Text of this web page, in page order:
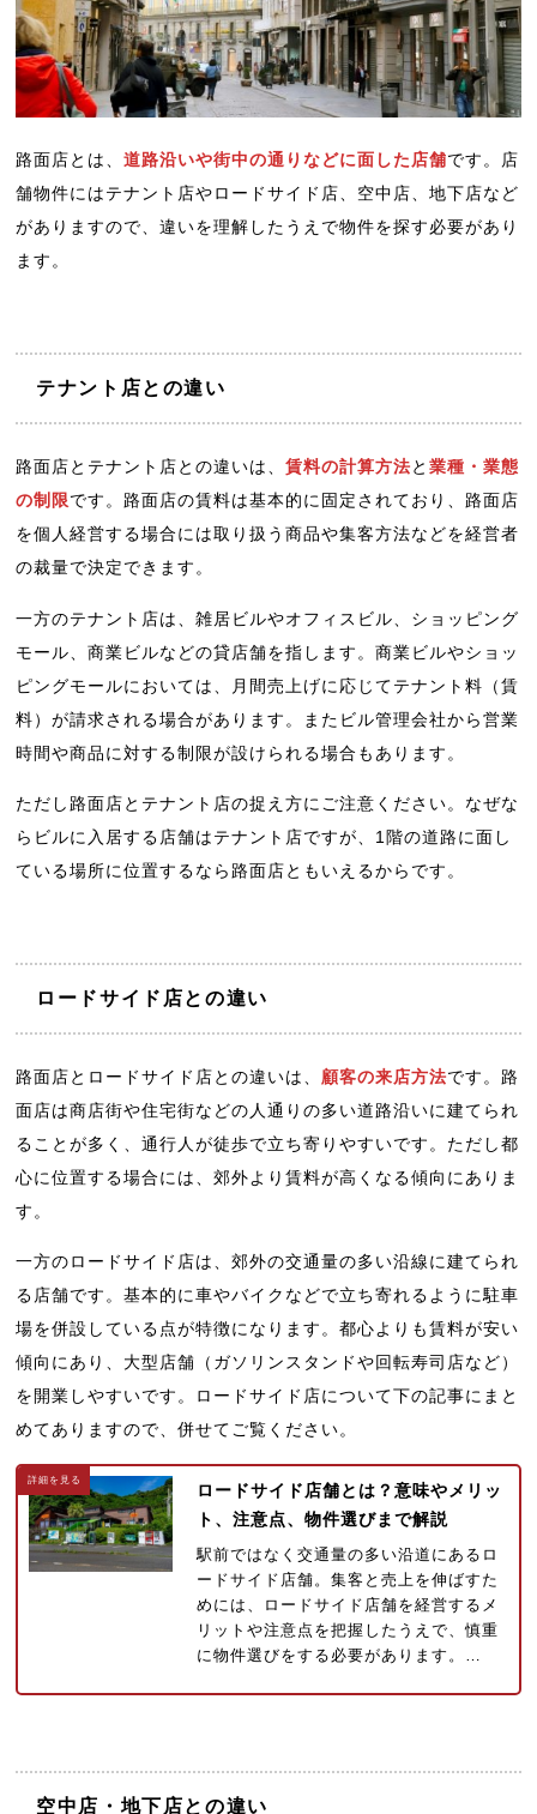
路面店とは、道路沿いや街中の通りなどに面した店舗です。店
舗物件にはテナント店やロードサイド店、空中店、地下店など
がありますので、違いを理解したうえで物件を探す必要があり
ます。
テナント店との違い
路面店とテナント店との違いは、賃料の計算方法と業種・業態
の制限です。路面店の賃料は基本的に固定されており、路面店
を個人経営する場合には取り扱う商品や集客方法などを経営者
の裁量で決定できます。
一方のテナント店は、雑居ビルやオフィスビル、ショッピング
モール、商業ビルなどの貸店舗を指します。商業ビルやショッ
ピングモールにおいては、月間売上げに応じてテナント料（賃
料）が請求される場合があります。またビル管理会社から営業
時間や商品に対する制限が設けられる場合もあります。
ただし路面店とテナント店の捉え方にご注意ください。なぜな
らビルに入居する店舗はテナント店ですが、1階の道路に面し
ている場所に位置するなら路面店ともいえるからです。
ロードサイド店との違い
路面店とロードサイド店との違いは、 顧客の来店方法です。路
面店は商店街や住宅街などの人通りの多い道路沿いに建てられ
ることが多く、通行人が徒歩で立ち寄りやすいです。ただし都
心に位置する場合には、郊外より賃料が高くなる傾向にありま
す。
一方のロードサイド店は、郊外の交通量の多い沿線に建てられ
る店舗です。基本的に車やバイクなどで立ち寄れるように駐車
場を併設している点が特徴になります。都心よりも賃料が安い
傾向にあり、大型店舗（ガソリンスタンドや回転寿司店など）
を開業しやすいです。ロードサイド店について下の記事にまと
めてありますので、併せてご覧ください。
ロードサイド店舗とは？意味やメリッ
ト、注意点、物件選びまで解説
駅前ではなく交通量の多い沿道にあるロ
ードサイド店舗。集客と売上を伸ばすた
めには、ロードサイド店舗を経営するメ
リットや注意点を把握したうえで、慎重
に物件選びをする必要があります。…
空中店・地下店との違い